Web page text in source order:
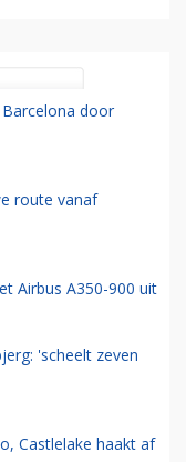
door
route vanaf
Airbus A350-900 uit
'scheelt zeven
Castlelake haakt af